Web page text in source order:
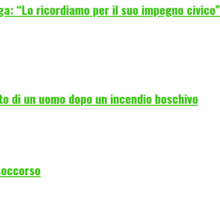
“Lo ricordiamo per il suo impegno civico”
di un uomo dopo un incendio boschivo